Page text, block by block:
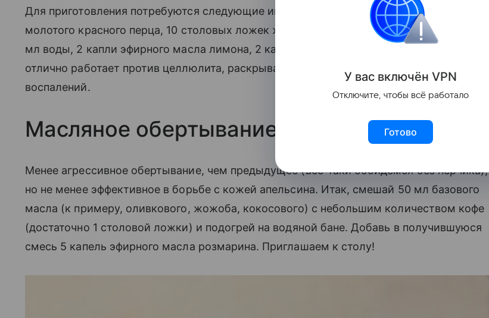
Для приготовления потребуются следующие ингредиенты: 1 столовая ложка
молотого красного перца, 10 столовых ложек желтой глины (или белой глины), 300
мл воды, 2 капли эфирного масла лимона, 2 капли эфирного масла грейпфрута. Глина
отлично работает против целлюлита, раскрывает поры, предупреждает появление
воспалений.
Масляное обертывание
Менее агрессивное обертывание, чем предыдущее (все-таки обойдемся без перчика),
но не менее эффективное в борьбе с кожей апельсина. Итак, смешай 50 мл базового
масла (к примеру, оливкового, жожоба, кокосового) с небольшим количеством кофе
(достаточно 1 столовой ложки) и подогрей на водяной бане. Добавь в получившуюся
смесь 5 капель эфирного масла розмарина. Приглашаем к столу!
У вас включён VPN
Отключите, чтобы всё работало
Готово